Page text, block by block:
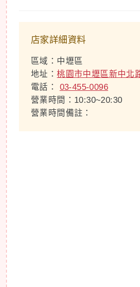
店家詳細資料
區域：中壢區
地址：桃園市中壢區新中北
電話： 03-455-0096
營業時間：10:30~20:30
營業時間備註：